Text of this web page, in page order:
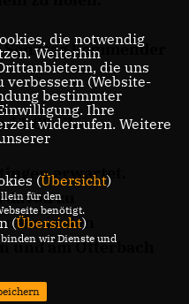
kommender
11:00 Uhr
erwartet.
zu
in den
und am Otterbach
die notwendig
Weiterhin
die uns
verbessern (Website-
bestimmter
Ihre
widerrufen. Weitere
(Übersicht)
für den
benötigt.
(Übersicht)
wir Dienste und